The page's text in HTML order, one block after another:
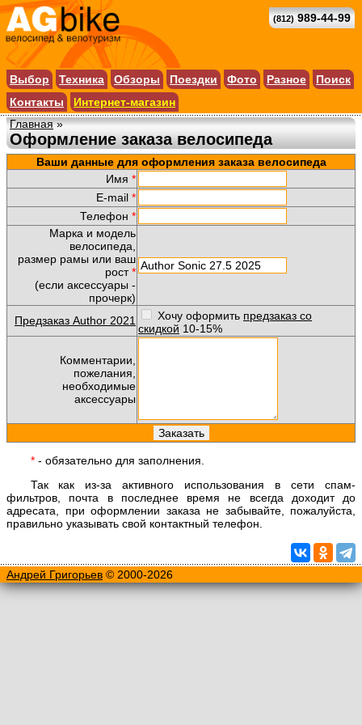
(812) 989-44-99
Выбор Техника Обзоры Поездки Фото Разное
Поиск
Контакты
Интернет-магазин
Главная»
Оформление заказа велосипеда
Ваши данные для оформления заказа велосипеда
Имя *
E-mail *
Телефон *
Марка и модель
велосипеда,
размер рамы или ваш
рост*
(если аксессуары -
прочерк)
Предзаказ Author 2021
Хочу оформить предзаказ со
скидкой 10-15%
Комментарии,
пожелания,
необходимые
аксессуары
*- обязательно для заполнения.
Так как из-за активного использования в сети спам-
фильтров, почта в последнее время не всегда доходит до
адресата, при оформлении заказа не забывайте, пожалуйста,
правильно указывать свой контактный телефон.
Андрей Григорьев © 2000-2026